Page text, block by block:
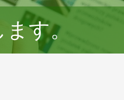
す。